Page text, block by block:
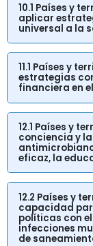
10.1 Países y
aplicar
universal a la
11.1 Países y
estrategias
financiera en
12.1 Países y
conciencia y
eficaz, la
12.2 Países y
capacidad
políticas con
infecciones
de